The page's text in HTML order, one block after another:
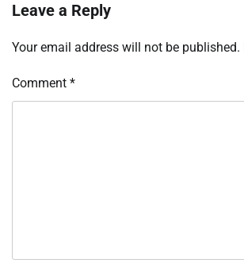
Leave a Reply
Your email address will not be published.
Comment *